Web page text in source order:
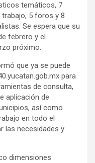
temáticos, 7
5 foros y 8
Se espera que su
febrero y el
próximo.
que ya se puede
para
de consulta,
aplicación de
así como
en todo el
las necesidades y
dimensiones